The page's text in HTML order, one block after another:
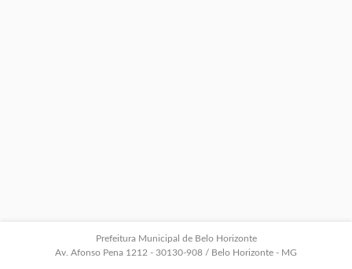
Prefeitura Municipal de Belo Horizonte
Av. Afonso Pena 1212 - 30130-908 / Belo Horizonte - MG